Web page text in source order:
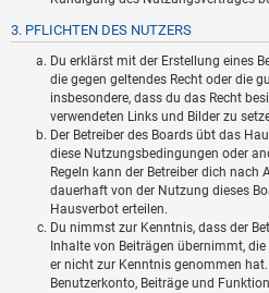
3. PFLICHTEN DES NUTZERS
Du erklärst mit der Erstellung eines
die gegen geltendes Recht oder die
insbesondere, dass du das Recht
verwendeten Links und Bilder zu
Der Betreiber des Boards übt das
diese Nutzungsbedingungen oder
Regeln kann der Betreiber dich nach
dauerhaft von der Nutzung dieses
Hausverbot erteilen.
Du nimmst zur Kenntnis, dass der
Inhalte von Beiträgen übernimmt,
er nicht zur Kenntnis genommen
Benutzerkonto, Beiträge und